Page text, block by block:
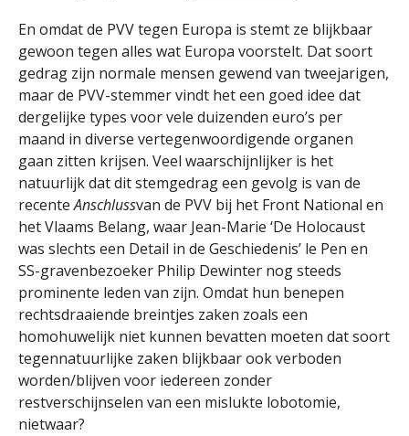
En omdat de PVV tegen Europa is stemt ze blijkbaar
gewoon tegen alles wat Europa voorstelt. Dat soort
gedrag zijn normale mensen gewend van tweejarigen,
maar de PVV-stemmer vindt het een goed idee dat
dergelijke types voor vele duizenden euro’s per
maand in diverse vertegenwoordigende organen
gaan zitten krijsen. Veel waarschijnlijker is het
natuurlijk dat dit stemgedrag een gevolg is van de
recenteAnschlussvan de PVV bij het Front National en
het Vlaams Belang, waar Jean-Marie ‘De Holocaust
was slechts een Detail in de Geschiedenis’ le Pen en
SS-gravenbezoeker Philip Dewinter nog steeds
prominente leden van zijn. Omdat hun benepen
rechtsdraaiende breintjes zaken zoals een
homohuwelijk niet kunnen bevatten moeten dat soort
tegennatuurlijke zaken blijkbaar ook verboden
worden/blijven voor iedereen zonder
restverschijnselen van een mislukte lobotomie,
nietwaar?